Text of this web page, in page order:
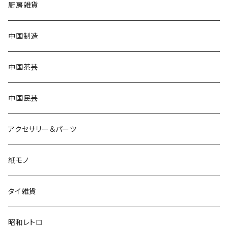
厨房雑貨
中国制造
中国茶芸
中国民芸
アクセサリー＆パーツ
紙モノ
タイ雑貨
昭和レトロ